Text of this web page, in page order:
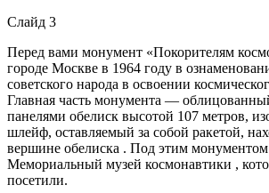
Слайд 3
Перед вами монумент «Покорителям
городе Москве в 1964 году в
советского народа в освоении
Главная часть монумента —
панелями обелиск высотой 107 метров,
шлейф, оставляемый за собой ракетой,
вершине обелиска . Под этим
Мемориальный музей космонавтики ,
посетили.